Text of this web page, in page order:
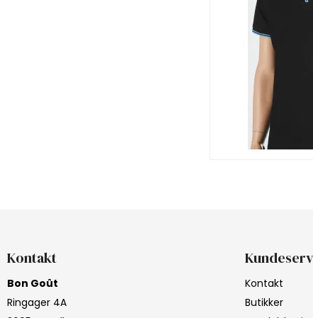
Kontakt
Bon Goût
Ringager 4A
Kontakt
Butikker